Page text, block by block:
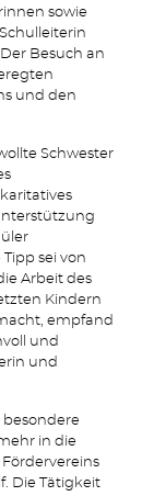
sowie
Besuch an
und den
Schwester
sei von
Arbeit des
Kindern
empfand
und
und
besondere
in die
Die Tätigkeit